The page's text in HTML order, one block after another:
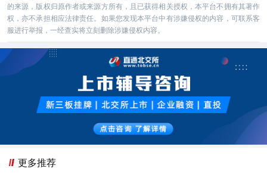
的来源，版权归原作者或来源方所有，且已获得相关授权，本平台不拥有其著作
权，亦不承担相应法律责任。如果您发现本平台中有涉嫌侵权的内容，可联系客
服进行举报，一经查实将立刻删除涉嫌侵权内容。
更多推荐